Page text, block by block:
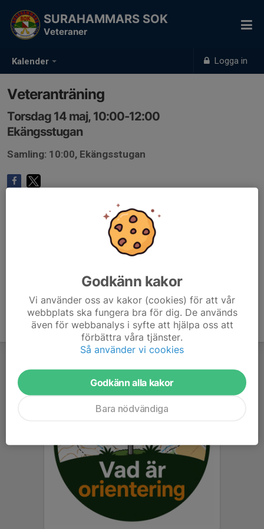
Kalender Logga in
SURAHAMMARS SOK
Veteraner
Veteranträning
Torsdag 14 maj, 10:00-12:00
Ekängsstugan
Samling: 10:00, Ekängsstugan
Godkänn kakor
Vi använder oss av kakor (cookies) för att vår
webbplats ska fungera bra för dig. De används
även för webbanalys i syfte att hjälpa oss att
förbättra våra tjänster.
Så använder vi cookies
Godkänn alla kakor
Bara nödvändiga